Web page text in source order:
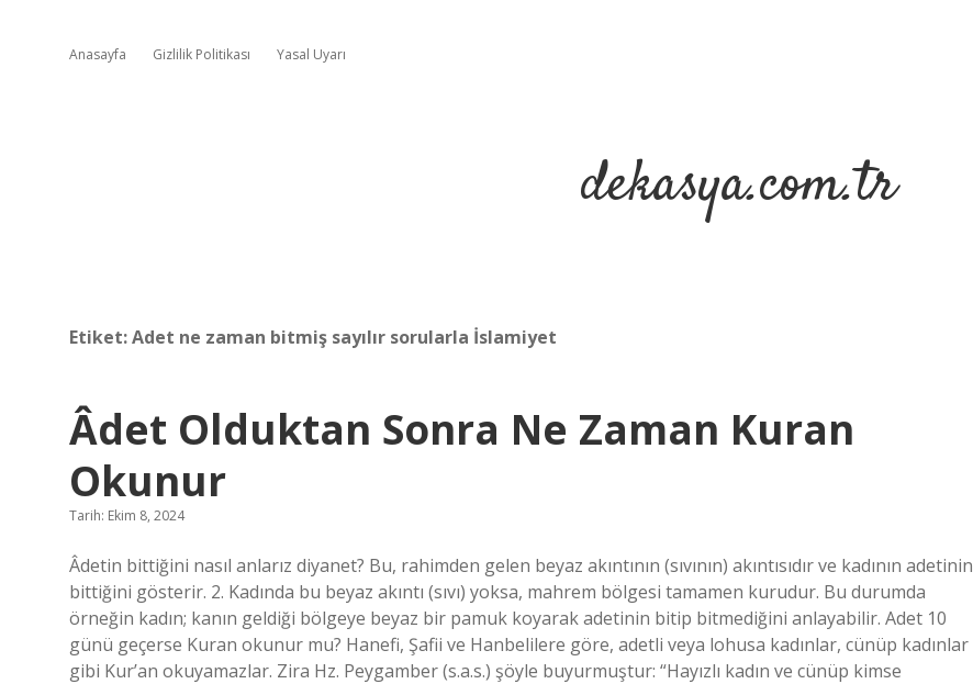
Anasayfa Gizlilik Politikası Yasal Uyarı
dekasya.com.tr
Etiket:Adet ne zaman bitmiş sayılır sorularla İslamiyet
Âdet Olduktan Sonra Ne Zaman Kuran
Okunur
Tarih: Ekim 8, 2024
Âdetin bittiğini nasıl anlarız diyanet? Bu, rahimden gelen beyaz akıntının (sıvının) akıntısıdır ve kadının adetinin
bittiğini gösterir. 2. Kadında bu beyaz akıntı (sıvı) yoksa, mahrem bölgesi tamamen kurudur. Bu durumda
örneğin kadın; kanın geldiği bölgeye beyaz bir pamuk koyarak adetinin bitip bitmediğini anlayabilir. Adet 10
günü geçerse Kuran okunur mu? Hanefi, Şafii ve Hanbelilere göre, adetli veya lohusa kadınlar, cünüp kadınlar
gibi Kur’an okuyamazlar. Zira Hz. Peygamber (s.a.s.) şöyle buyurmuştur: “Hayızlı kadın ve cünüp kimse